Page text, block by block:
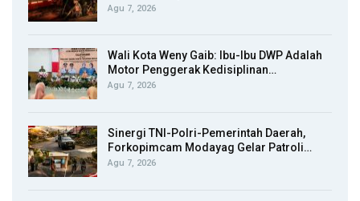
Agu 7, 2026
Wali Kota Weny Gaib: Ibu-Ibu DWP Adalah
Motor Penggerak Kedisiplinan…
Agu 7, 2026
Sinergi TNI-Polri-Pemerintah Daerah,
Forkopimcam Modayag Gelar Patroli…
Agu 7, 2026